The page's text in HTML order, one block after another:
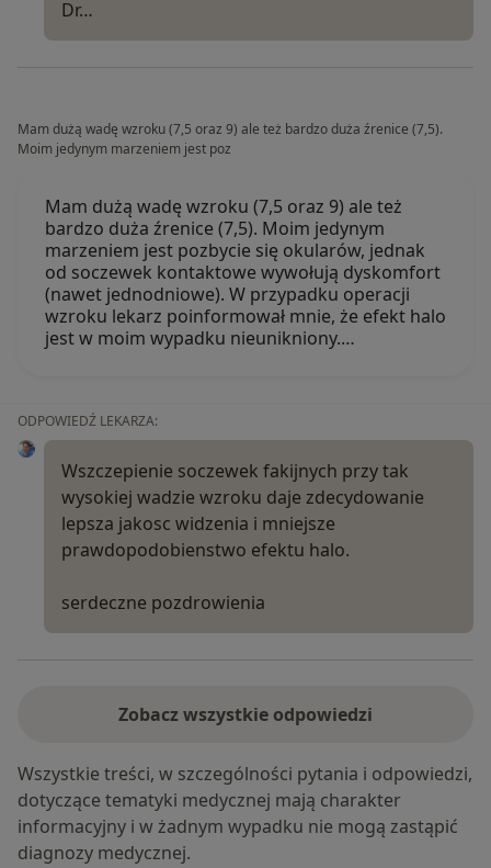
Dr…
Mam dużą wadę wzroku (7,5 oraz 9) ale też bardzo duża źrenice (7,5).
Moim jedynym marzeniem jest poz
Mam dużą wadę wzroku (7,5 oraz 9) ale też
bardzo duża źrenice (7,5). Moim jedynym
marzeniem jest pozbycie się okularów, jednak
od soczewek kontaktowe wywołują dyskomfort
(nawet jednodniowe). W przypadku operacji
wzroku lekarz poinformował mnie, że efekt halo
jest w moim wypadku nieunikniony.…
ODPOWIEDŹ LEKARZA:
Wszczepienie soczewek fakijnych przy tak
wysokiej wadzie wzroku daje zdecydowanie
lepsza jakosc widzenia i mniejsze
prawdopodobienstwo efektu halo.
serdeczne pozdrowienia
Zobacz wszystkie odpowiedzi
Wszystkie treści, w szczególności pytania i odpowiedzi,
dotyczące tematyki medycznej mają charakter
informacyjny i w żadnym wypadku nie mogą zastąpić
diagnozy medycznej.